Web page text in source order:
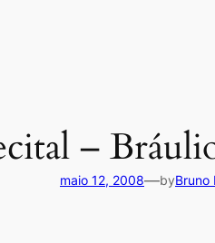
–
maio 12, 2008—byBruno